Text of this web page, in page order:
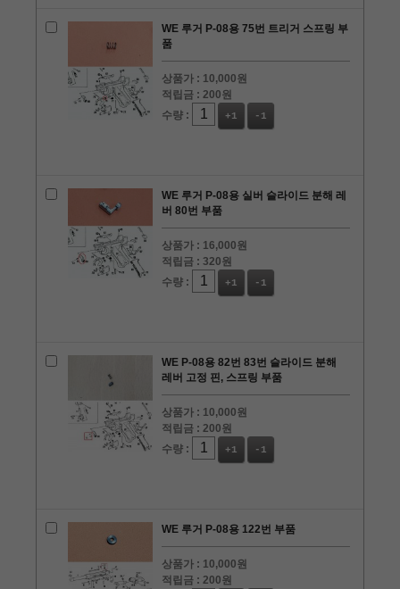
WE 루거 P-08용 75번 트리거 스프링 부
품
상품가 : 10,000원
적립금 :200원
수량 :
+1 -1
WE 루거 P-08용 실버 슬라이드 분해 레
버 80번 부품
상품가 : 16,000원
적립금 :320원
수량 :
+1 -1
WE P-08용 82번 83번 슬라이드 분해
레버 고정 핀, 스프링 부품
상품가 : 10,000원
적립금 :200원
수량 :
+1 -1
WE 루거 P-08용 122번 부품
상품가 : 10,000원
적립금 :200원